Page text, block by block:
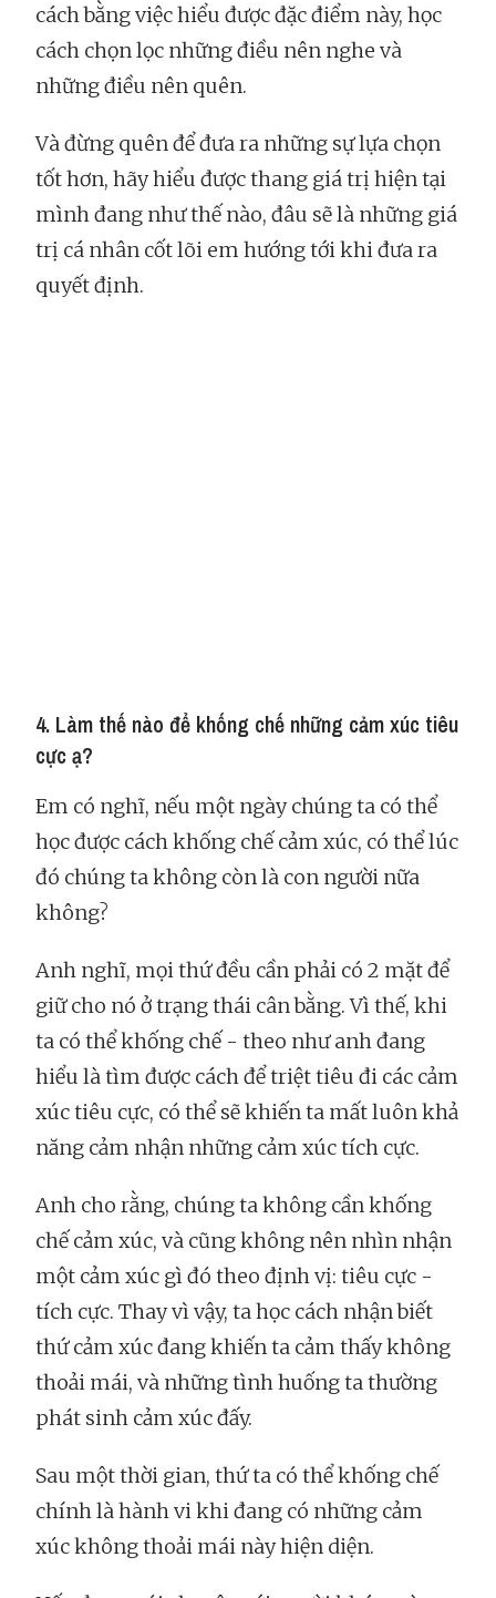
cách bằng việc hiểu được đặc điểm này, học
cách chọn lọc những điều nên nghe và
những điều nên quên.
Và đừng quên để đưa ra những sự lựa chọn
tốt hơn, hãy hiểu được thang giá trị hiện tại
mình đang như thế nào, đâu sẽ là những giá
trị cá nhân cốt lõi em hướng tới khi đưa ra
quyết định.
4. Làm thế nào để khống chế những cảm xúc tiêu
cực ạ?
Em có nghĩ, nếu một ngày chúng ta có thể
học được cách khống chế cảm xúc, có thể lúc
đó chúng ta không còn là con người nữa
không?
Anh nghĩ, mọi thứ đều cần phải có 2 mặt để
giữ cho nó ở trạng thái cân bằng. Vì thế, khi
ta có thể khống chế - theo như anh đang
hiểu là tìm được cách để triệt tiêu đi các cảm
xúc tiêu cực, có thể sẽ khiến ta mất luôn khả
năng cảm nhận những cảm xúc tích cực.
Anh cho rằng, chúng ta không cần khống
chế cảm xúc, và cũng không nên nhìn nhận
một cảm xúc gì đó theo định vị: tiêu cực -
tích cực. Thay vì vậy, ta học cách nhận biết
thứ cảm xúc đang khiến ta cảm thấy không
thoải mái, và những tình huống ta thường
phát sinh cảm xúc đấy.
Sau một thời gian, thứ ta có thể khống chế
chính là hành vi khi đang có những cảm
xúc không thoải mái này hiện diện.